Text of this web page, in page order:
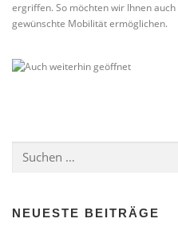
ergriffen. So möchten wir Ihnen
gewünschte Mobilität ermöglichen.
nach:
NEUESTE BEITRÄGE